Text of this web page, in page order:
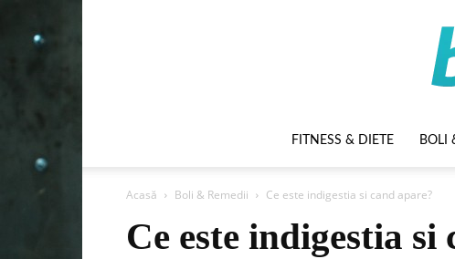
FITNESS & DIETE BOLI
Acasă Boli & Remedii Ce este indigestia si cand apare?
Ce este indigestia si